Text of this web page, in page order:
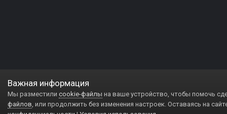
Важная информация
Мы разместили cookie-файлы на ваше устройство, чтобы помочь
файлов, или продолжить без изменения настроек. Оставаясь на